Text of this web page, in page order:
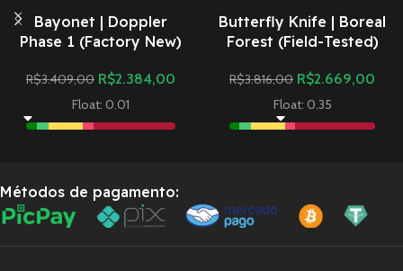
Bayonet | Doppler
Phase 1 (Factory New)
R$3.409,00 R$2.384,00
Float: 0.01
Butterfly Knife | Boreal
Forest (Field-Tested)
R$3.816,00 R$2.669,00
Float: 0.35
Métodos de pagamento: